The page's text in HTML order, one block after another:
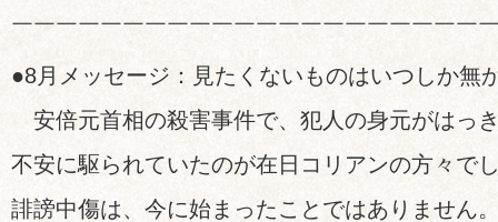
￣￣￣￣￣￣￣￣￣￣￣￣￣￣￣￣￣￣￣￣￣
●8月メッセージ：見たくないものはいつしか無
安倍元首相の殺害事件で、犯人の身元がはっ
不安に駆られていたのが在日コリアンの方々で
誹謗中傷は、今に始まったことではありません